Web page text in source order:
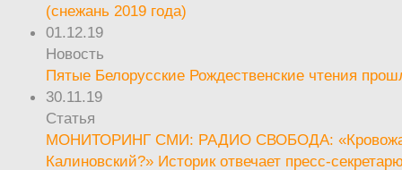
(снежань 2019 года)
01.12.19
Новость
Пятые Белорусские Рождественские чтения
30.11.19
Статья
МОНИТОРИНГ СМИ: РАДИО СВОБОДА:
Калиновский?» Историк отвечает пресс-